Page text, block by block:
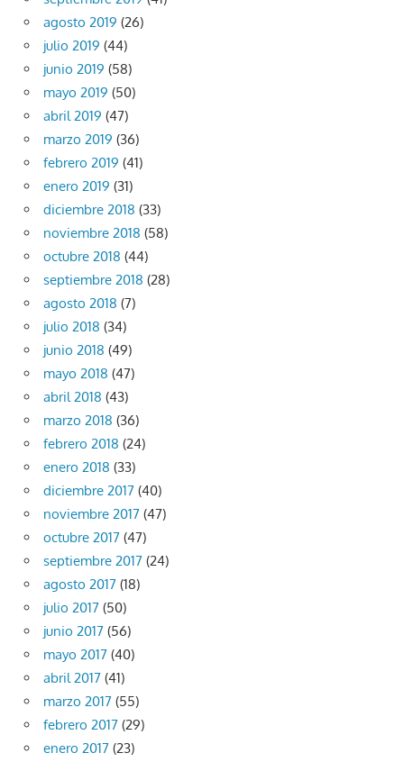
agosto 2019 (26)
julio 2019 (44)
junio 2019 (58)
mayo 2019 (50)
abril 2019 (47)
marzo 2019 (36)
febrero 2019 (41)
enero 2019 (31)
diciembre 2018 (33)
noviembre 2018 (58)
octubre 2018 (44)
septiembre 2018 (28)
agosto 2018 (7)
julio 2018 (34)
junio 2018 (49)
mayo 2018 (47)
abril 2018 (43)
marzo 2018 (36)
febrero 2018 (24)
enero 2018 (33)
diciembre 2017 (40)
noviembre 2017 (47)
octubre 2017 (47)
septiembre 2017 (24)
agosto 2017 (18)
julio 2017 (50)
junio 2017 (56)
mayo 2017 (40)
abril 2017 (41)
marzo 2017 (55)
febrero 2017 (29)
enero 2017 (23)